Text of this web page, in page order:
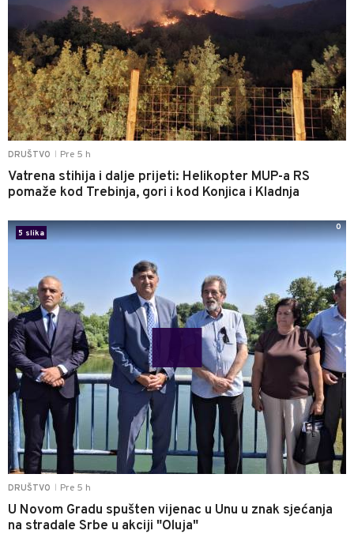
DRUŠTVO Pre 5 h
Vatrena stihija i dalje prijeti: Helikopter MUP-a RS
pomaže kod Trebinja, gori i kod Konjica i Kladnja
DRUŠTVO Pre 5 h
U Novom Gradu spušten vijenac u Unu u znak sjećanja
na stradale Srbe u akciji "Oluja"
5 slika
0